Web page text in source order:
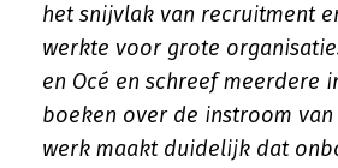
het snijvlak van recruitment
werkte voor grote
en Océ en schreef meerdere
boeken over de instroom
werk maakt duidelijk dat